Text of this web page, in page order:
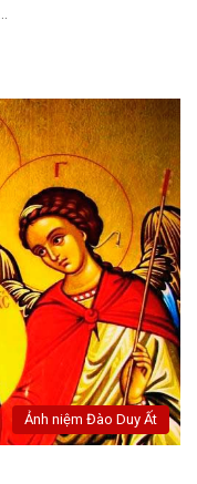
Ảnh niệm Đào Duy Ất